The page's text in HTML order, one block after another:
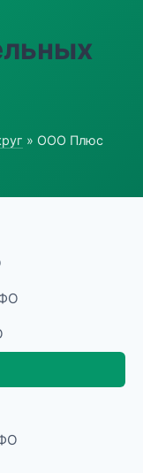
» ООО Плюс